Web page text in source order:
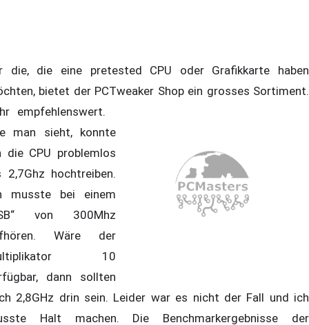
die, die eine pretested CPU oder Grafikkarte haben
bietet der PCTweaker Shop ein grosses Sortiment.
empfehlenswert.
man sieht, konnte
die CPU problemlos
2,7Ghz hochtreiben.
musste bei einem
von 300Mhz
Wäre der
10
dann sollten
2,8GHz drin sein. Leider war es nicht der Fall und ich
Halt machen. Die Benchmarkergebnisse der